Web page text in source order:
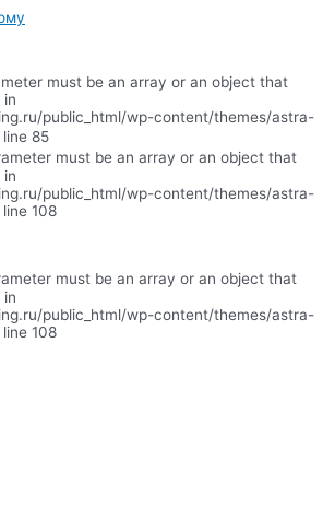
must be an array or an object that
in
public_html/wp-content/themes/astra-
85
must be an array or an object that
in
public_html/wp-content/themes/astra-
108
must be an array or an object that
in
public_html/wp-content/themes/astra-
108